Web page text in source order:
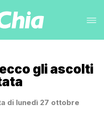
gli ascolti
di lunedì 27 ottobre